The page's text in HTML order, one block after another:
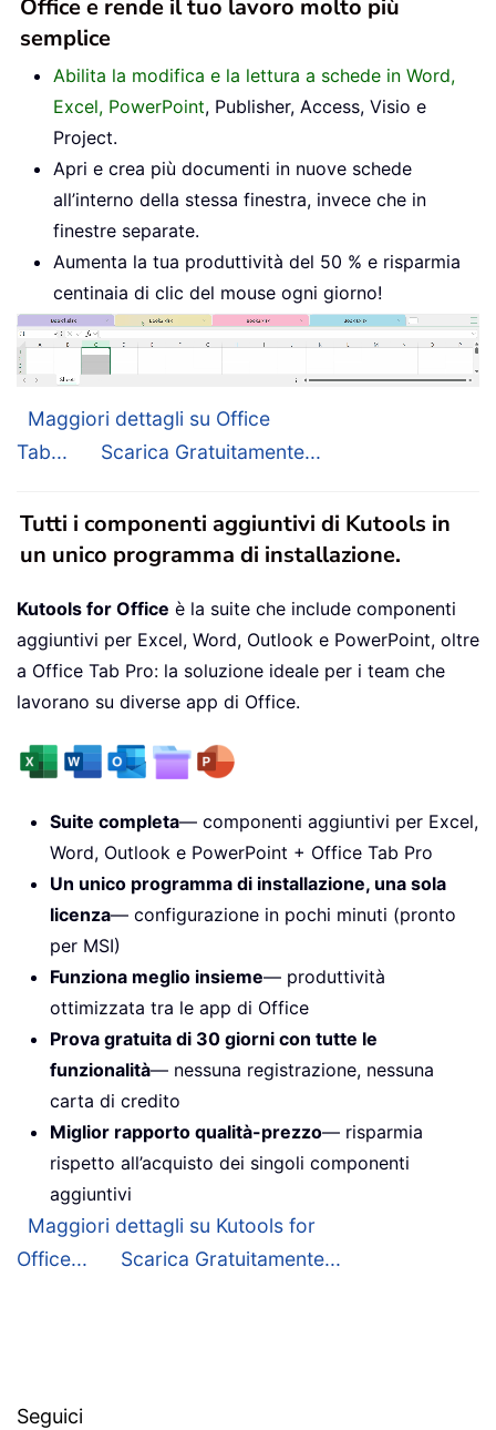
Office e rende il tuo lavoro molto più
semplice
Abilita la modifica e la lettura a schede in Word,
Excel, PowerPoint, Publisher, Access, Visio e
Project.
Apri e crea più documenti in nuove schede
all’interno della stessa finestra, invece che in
finestre separate.
Aumenta la tua produttività del 50 % e risparmia
centinaia di clic del mouse ogni giorno!
Maggiori dettagli su Office
Tab...
Scarica Gratuitamente...
Tutti i componenti aggiuntivi di Kutools in
un unico programma di installazione.
Kutools for Office è la suite che include componenti
aggiuntivi per Excel, Word, Outlook e PowerPoint, oltre
a Office Tab Pro: la soluzione ideale per i team che
lavorano su diverse app di Office.
Suite completa— componenti aggiuntivi per Excel,
Word, Outlook e PowerPoint + Office Tab Pro
Un unico programma di installazione, una sola
licenza— configurazione in pochi minuti (pronto
per MSI)
Funziona meglio insieme— produttività
ottimizzata tra le app di Office
Prova gratuita di 30 giorni con tutte le
funzionalità— nessuna registrazione, nessuna
carta di credito
Miglior rapporto qualità-prezzo— risparmia
rispetto all’acquisto dei singoli componenti
aggiuntivi
Maggiori dettagli su Kutools for
Office...
Scarica Gratuitamente...
Seguici